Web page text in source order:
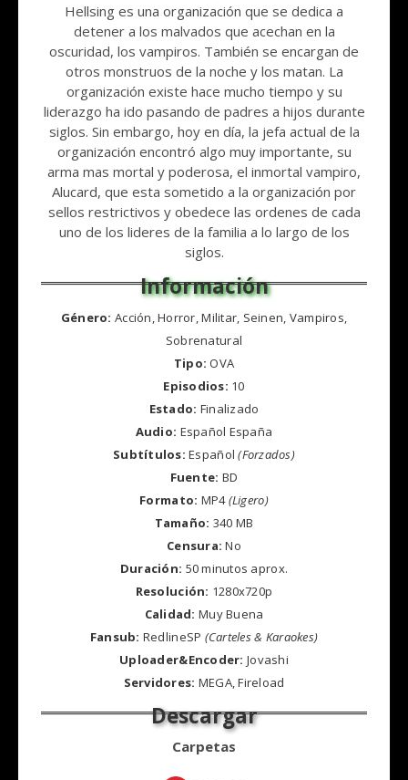
Hellsing es una organización que se dedica a
detener a los malvados que acechan en la
oscuridad, los vampiros. También se encargan de
otros monstruos de la noche y los matan. La
organización existe hace mucho tiempo y su
liderazgo ha ido pasando de padres a hijos durante
siglos. Sin embargo, hoy en día, la jefa actual de la
organización encontró algo muy importante, su
arma mas mortal y poderosa, el inmortal vampiro,
Alucard, que esta sometido a la organización por
sellos restrictivos y obedece las ordenes de cada
uno de los lideres de la familia a lo largo de los
siglos.
Género: Acción, Horror, Militar, Seinen, Vampiros,
Sobrenatural
Tipo:OVA
Episodios: 10
Estado: Finalizado
Audio: Español España
Subtítulos:Español(Forzados)
Fuente: BD
Formato: MP4(Ligero)
Tamaño: 340 MB
Censura:No
Duración: 50 minutos aprox.
Resolución: 1280x720p
Calidad: Muy Buena
Fansub: RedlineSP (Carteles & Karaokes)
Uploader&Encoder: Jovashi
Servidores: MEGA, Fireload
Carpetas